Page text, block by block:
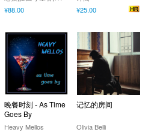
¥88.00
¥25.00
晚餐时刻 - As Time
Goes By
Heavy Mellos
记忆的房间
Olivia Belli